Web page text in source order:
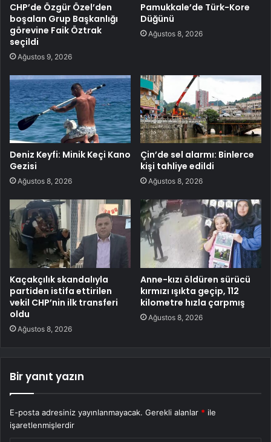
CHP’de Özgür Özel’den
boşalan Grup Başkanlığı
görevine Faik Öztrak
seçildi
Ağustos 9, 2026
Pamukkale’de Türk-Kore
Düğünü
Ağustos 8, 2026
Deniz Keyfi: Minik Keçi Kano
Gezisi
Ağustos 8, 2026
Çin’de sel alarmı: Binlerce
kişi tahliye edildi
Ağustos 8, 2026
Kaçakçılık skandalıyla
partiden istifa ettirilen
vekil CHP’nin ilk transferi
oldu
Ağustos 8, 2026
Anne-kızı öldüren sürücü
kırmızı ışıkta geçip, 112
kilometre hızla çarpmış
Ağustos 8, 2026
Bir yanıt yazın
E-posta adresiniz yayınlanmayacak. Gerekli alanlar * ile
işaretlenmişlerdir